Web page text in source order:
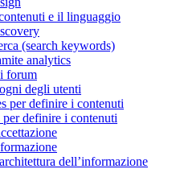
e il linguaggio
(search keywords)
analytics
forum
degli utenti
per definire i contenuti
per definire i contenuti
dell’informazione